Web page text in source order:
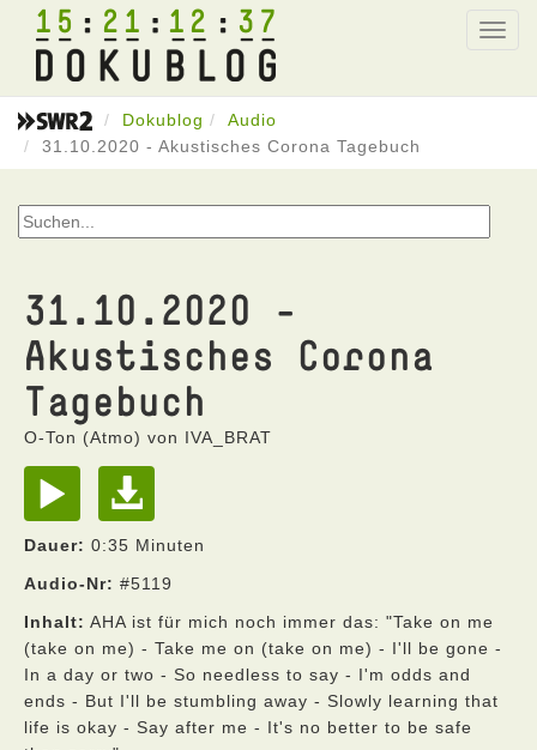
15 21 12 37
Dokublog
Audio
31.10.2020 - Akustisches Corona Tagebuch
31.10.2020 -
Akustisches Corona
Tagebuch
O-Ton (Atmo) von IVA_BRAT
Dauer: 0:35 Minuten
Audio-Nr: #5119
Inhalt: AHA ist für mich noch immer das: "Take on me
(take on me) - Take me on (take on me) - I'll be gone -
In a day or two - So needless to say - I'm odds and
ends - But I'll be stumbling away - Slowly learning that
life is okay - Say after me - It's no better to be safe